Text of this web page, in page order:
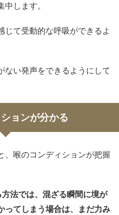
します。
じて受動的な呼吸ができるよ
ない発声をできるようにして
ョンが分かる
、喉のコンディションが把握
法では、混ざる瞬間に境が
ってしまう場合は、まだ力み